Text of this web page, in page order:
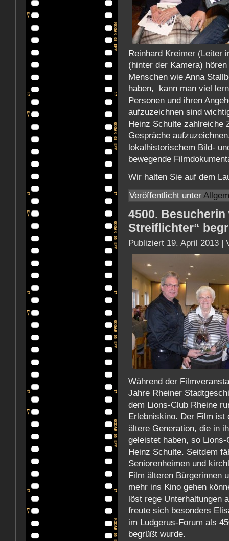
Reinhard Kreimer (Leiter
(hinter der Kamera)
Menschen wie Anna
haben, kann man viel
Personen und ihren
aufzuzeichnen sind
Heinz Schulte zahlreiche
Gespräche
lokalhistorischem Bild-
bewegende
Wir halten Sie auf dem
Veröffentlicht unter
4500.
Streiflichter“
Publiziert 19. April 2013 |
Während der
Jahre Rheiner
dem Lions-Club Rheine
Erlebniskino. Der Film ist
ältere Generation, die in
geleistet haben, so
Heinz Schulte. Seitdem
Seniorenheimen und
Film älteren Bürgerinnen
mehr ins Kino gehen
löst rege Unterhaltungen
freute sich besonders
im Ludgerus-Forum als
begrüßt wurde.